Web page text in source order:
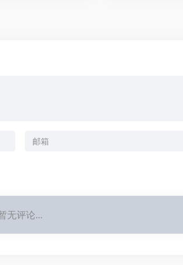
无评论...